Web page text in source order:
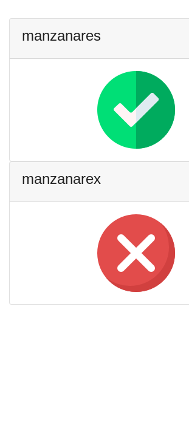
manzanares
manzanarex